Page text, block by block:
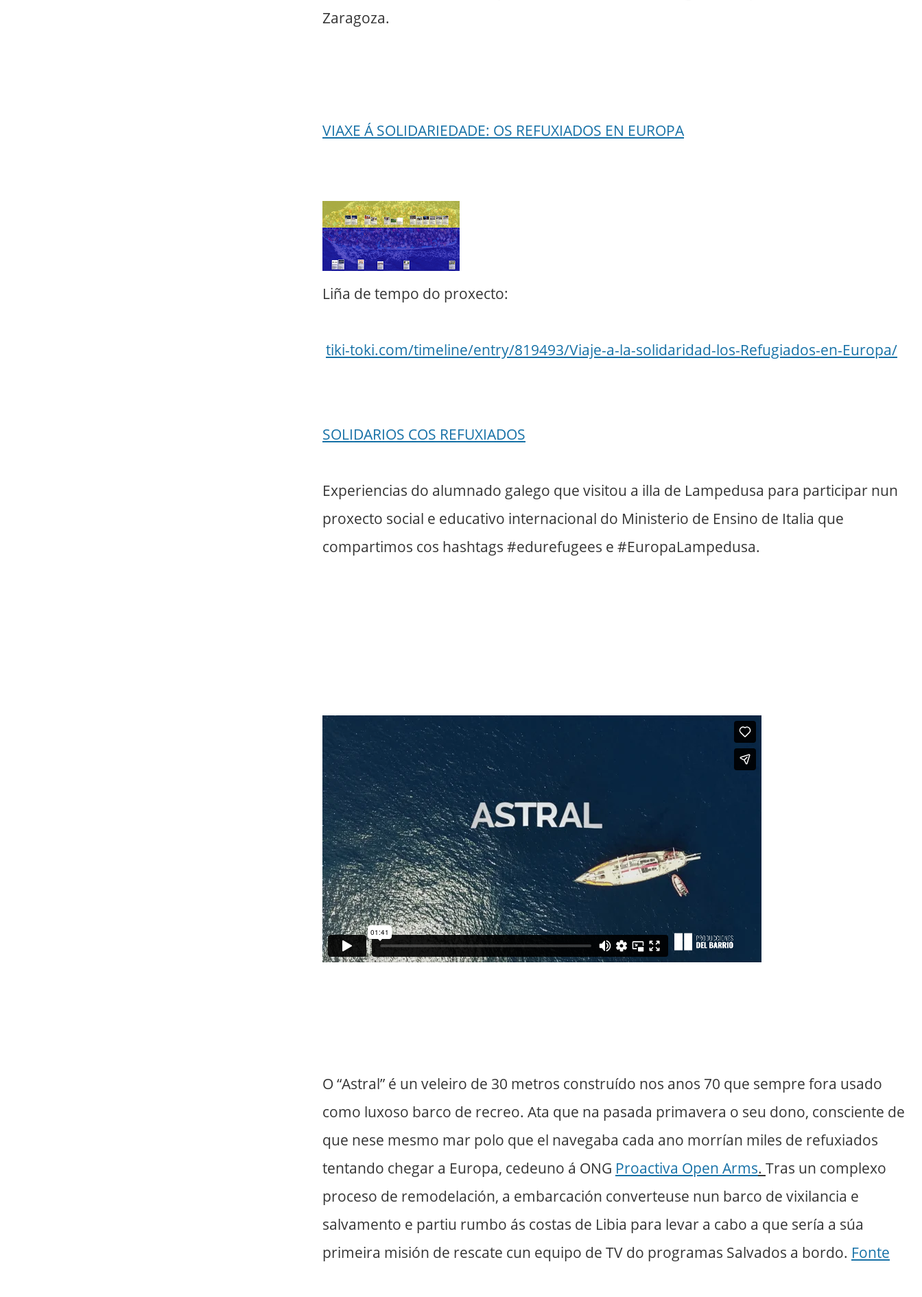
Zaragoza.
VIAXE Á SOLIDARIEDADE: OS REFUXIADOS EN EUROPA
Liña de tempo do proxecto:
tiki-toki.com/timeline/entry/819493/Viaje-a-la-solidaridad-los-Refugiados-en-Europa/
SOLIDARIOS COS REFUXIADOS
Experiencias do alumnado galego que visitou a illa de Lampedusa para participar nun
proxecto social e educativo internacional do Ministerio de Ensino de Italia que
compartimos cos hashtags #edurefugees e #EuropaLampedusa.
O “Astral” é un veleiro de 30 metros construído nos anos 70 que sempre fora usado
como luxoso barco de recreo. Ata que na pasada primavera o seu dono, consciente de
que nese mesmo mar polo que el navegaba cada ano morrían miles de refuxiados
tentando chegar a Europa, cedeuno á ONG Proactiva Open Arms. Tras un complexo
proceso de remodelación, a embarcación converteuse nun barco de vixilancia e
salvamento e partiu rumbo ás costas de Libia para levar a cabo a que sería a súa
primeira misión de rescate cun equipo de TV do programas Salvados a bordo. Fonte